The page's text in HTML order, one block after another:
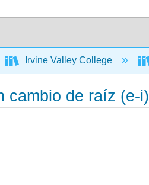
Irvine Valley College
cambio de raíz (e-i)